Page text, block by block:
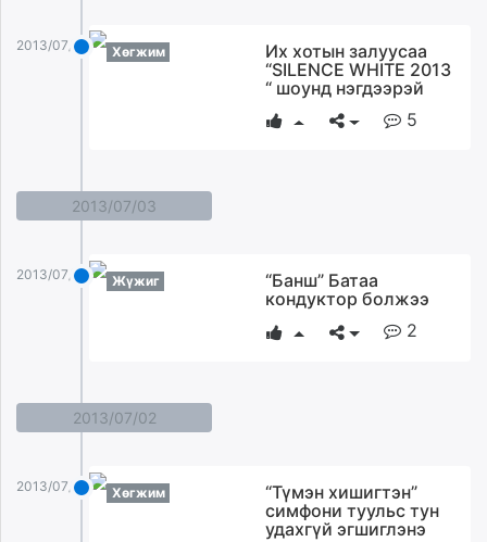
2013/07/04 Хөгжим
Их хотын залуусаа
“SILENCE WHITE 2013
“ шоунд нэгдээрэй
5
2013/07/03
2013/07/03 Жүжиг
“Банш” Батаа
кондуктор болжээ
2
2013/07/02
2013/07/02 Хөгжим
“Түмэн хишигтэн”
симфони туульс тун
удахгүй эгшиглэнэ